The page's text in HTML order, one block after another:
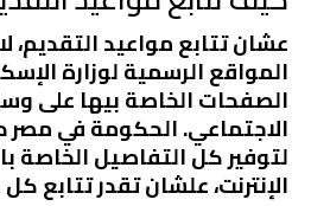
عشان تتابع مواعيد التقديم،
المواقع الرسمية لوزارة
الصفحات الخاصة بيها على
الاجتماعي. الحكومة في مصر
لتوفير كل التفاصيل الخاصة
الإنترنت، علشان تقدر تتابع